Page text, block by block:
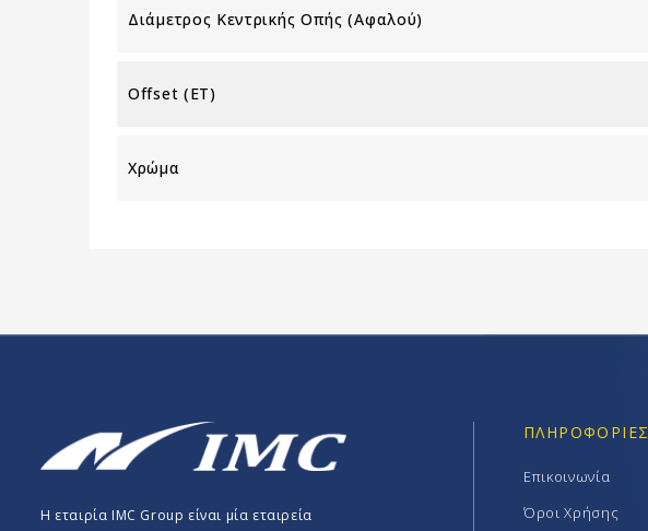
Διάμετρος Κεντρικής Οπής (αφαλού)
Offset (ET)
Χρώμα
Η εταιρία IMC Group είναι μία εταιρεία
ΠΛΗΡΟΦΟΡΊΕΣ
Επικοινωνία
Όροι Χρήσης